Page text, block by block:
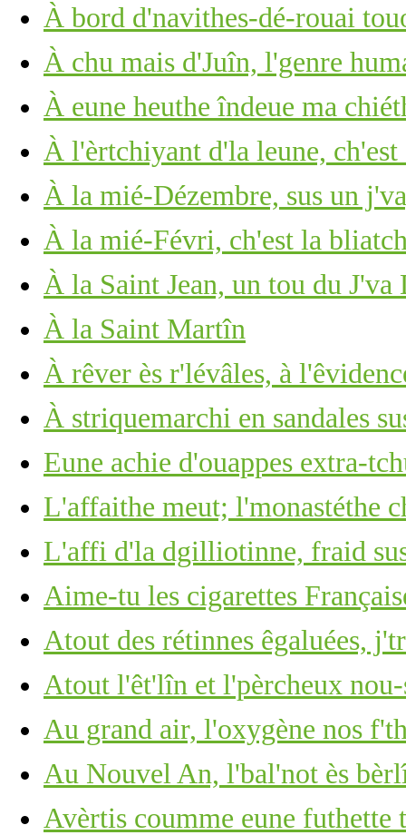
À bord d'navithes-dé-rouai
À chu mais d'Juîn, l'genre
À eune heuthe îndeue ma
À l'èrtchiyant d'la leune, ch'est
À la mié-Dézembre, sus un
À la mié-Févri, ch'est la
À la Saint Jean, un tou du
À la Saint Martîn
À rêver ès r'lévâles, à
À striquemarchi en sandales
Eune achie d'ouappes extra-
L'affaithe meut; l'monastéthe
L'affi d'la dgilliotinne, fraid
Aime-tu les cigarettes
Atout des rétinnes êgaluées,
Atout l'êt'lîn et l'pèrcheux
Au grand air, l'oxygène nos
Au Nouvel An, l'bal'not ès
Avèrtis coumme eune futhette